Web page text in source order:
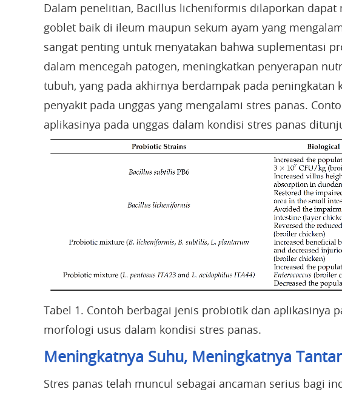
Dalam penelitian, Bacillus licheniformis dilaporkan dapat
goblet baik di ileum maupun sekum ayam yang
sangat penting untuk menyatakan bahwa suplementasi
dalam mencegah patogen, meningkatkan penyerapan
tubuh, yang pada akhirnya berdampak pada
penyakit pada unggas yang mengalami stres panas.
aplikasinya pada unggas dalam kondisi stres panas
Tabel 1. Contoh berbagai jenis probiotik dan aplikasinya
morfologi usus dalam kondisi stres panas.
Meningkatnya Suhu, Meningkatnya
Stres panas telah muncul sebagai ancaman serius bagi